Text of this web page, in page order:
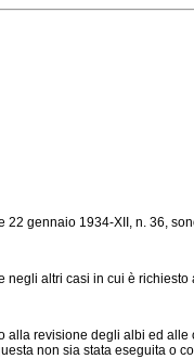
gennaio 1934-XII, n. 36,
altri casi in cui è
revisione degli albi ed
non sia stata eseguita o